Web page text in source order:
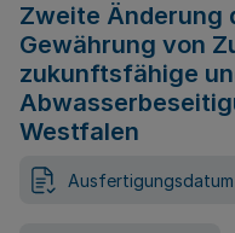
Zweite Änderung
Gewährung von
zukunftsfähige
Westfalen
Ausfertigungsdatum